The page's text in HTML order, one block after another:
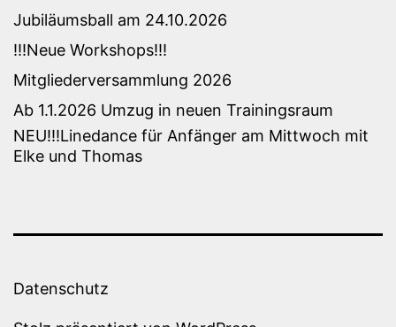
Jubiläumsball am 24.10.2026
!!!Neue Workshops!!!
Mitgliederversammlung 2026
Ab 1.1.2026 Umzug in neuen Trainingsraum
NEU!!!Linedance für Anfänger am Mittwoch mit
Elke und Thomas
Datenschutz